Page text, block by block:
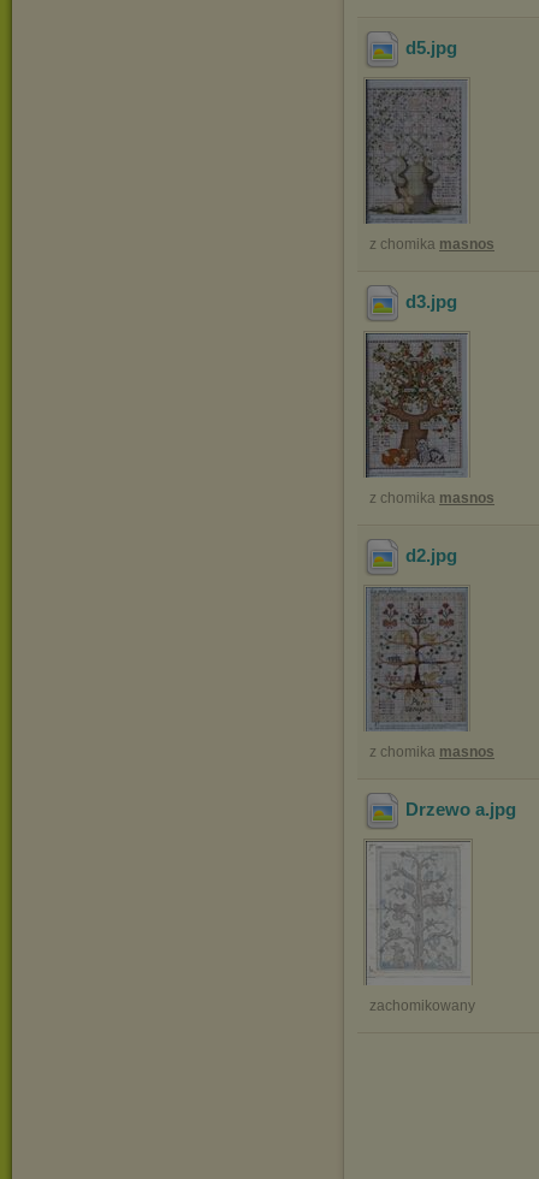
d5.jpg
z chomika masnos
d3.jpg
z chomika masnos
d2.jpg
z chomika masnos
Drzewo a.jpg
zachomikowany